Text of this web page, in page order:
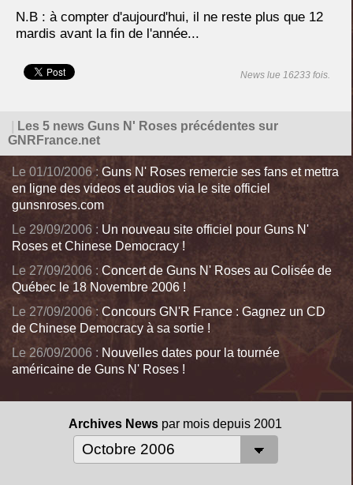
N.B : à compter d'aujourd'hui, il ne reste plus que 12
mardis avant la fin de l'année...
News lue 16233 fois.
Les 5 news Guns N' Roses précédentes sur
GNRFrance.net
Le 01/10/2006 : Guns N' Roses remercie ses fans et mettra
en ligne des videos et audios via le site officiel
gunsnroses.com
Le 29/09/2006 : Un nouveau site officiel pour Guns N'
Roses et Chinese Democracy !
Le 27/09/2006 : Concert de Guns N' Roses au Colisée de
Québec le 18 Novembre 2006 !
Le 27/09/2006 : Concours GN'R France : Gagnez un CD
de Chinese Democracy à sa sortie !
Le 26/09/2006 : Nouvelles dates pour la tournée
américaine de Guns N' Roses !
Archives News par mois depuis 2001